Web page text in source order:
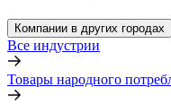
Компании в других городах
Все индустрии
Товары народного